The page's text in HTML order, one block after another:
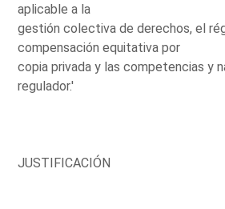
aplicable a la
gestión colectiva de derechos, el
compensación equitativa por
copia privada y las competencias y
regulador.'
JUSTIFICACIÓN